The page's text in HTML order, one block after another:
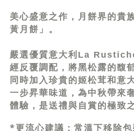
美心盛意之作，月餅界的貴
黃月餅」。
嚴選優質意大利La
經反覆調配，將黑松露的馥
同時加入珍貴的姬松茸和意
一步昇華味道，為中秋帶來
體驗，是送禮與自賞的極致
*更流心建議：常溫下移除